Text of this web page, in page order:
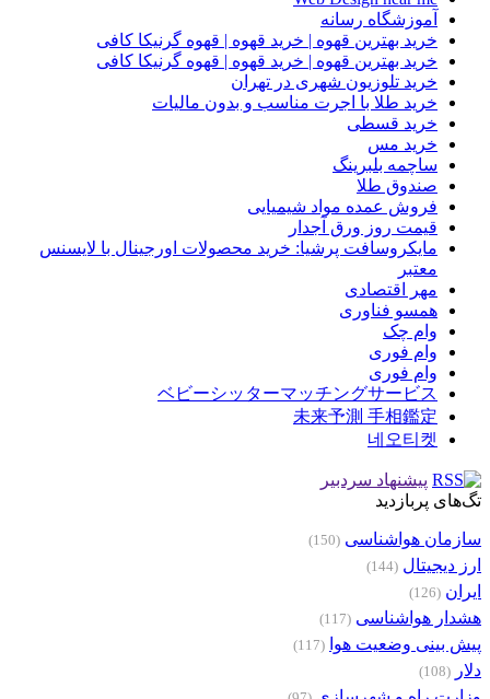
آموزشگاه رسانه
خرید بهترین قهوه | خرید قهوه | قهوه گرنیکا کافی
خرید بهترین قهوه | خرید قهوه | قهوه گرنیکا کافی
خرید تلوزیون شهری در تهران
خرید طلا با اجرت مناسب و بدون مالیات
خرید قسطی
خرید مس
ساچمه بلبرینگ
صندوق طلا
فروش عمده مواد شیمیایی
قیمت روز ورق آجدار
مایکروسافت پرشیا: خرید محصولات اورجینال با لایسنس
معتبر
مهر اقتصادی
همسو فناوری
وام چک
وام فوری
وام فوری
ベビーシッターマッチングサービス
未来予測 手相鑑定
네오티켓
پیشنهاد سردبیر
تگ‌های پربازدید
سازمان هواشناسی (150)
ارز دیجیتال (144)
ایران (126)
هشدار هواشناسی (117)
پیش بینی وضعیت هوا (117)
دلار (108)